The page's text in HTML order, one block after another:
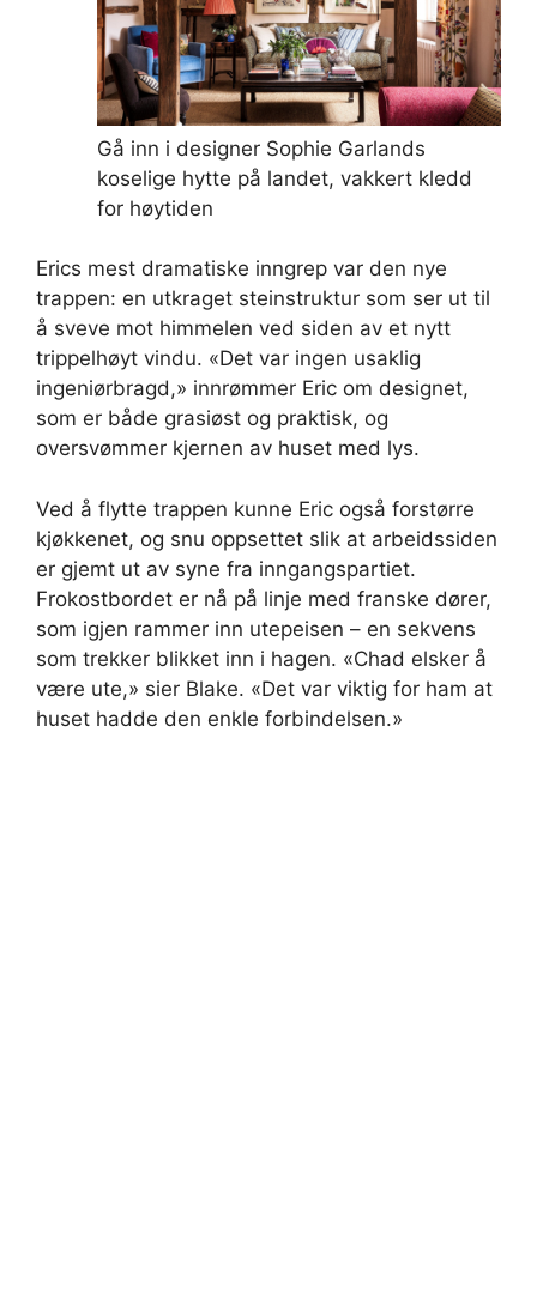
Gå inn i designer Sophie Garlands
koselige hytte på landet, vakkert kledd
for høytiden
Erics mest dramatiske inngrep var den nye
trappen: en utkraget steinstruktur som ser ut til
å sveve mot himmelen ved siden av et nytt
trippelhøyt vindu. «Det var ingen usaklig
ingeniørbragd,» innrømmer Eric om designet,
som er både grasiøst og praktisk, og
oversvømmer kjernen av huset med lys.
Ved å flytte trappen kunne Eric også forstørre
kjøkkenet, og snu oppsettet slik at arbeidssiden
er gjemt ut av syne fra inngangspartiet.
Frokostbordet er nå på linje med franske dører,
som igjen rammer inn utepeisen – en sekvens
som trekker blikket inn i hagen. «Chad elsker å
være ute,» sier Blake. «Det var viktig for ham at
huset hadde den enkle forbindelsen.»